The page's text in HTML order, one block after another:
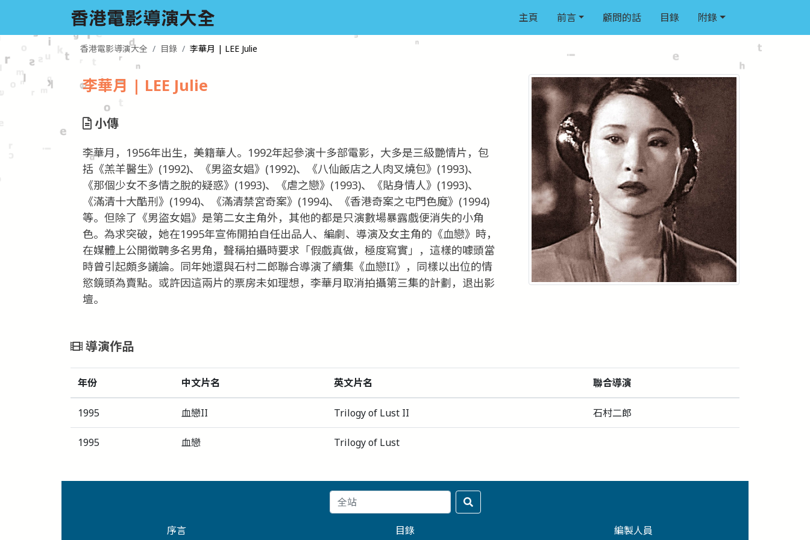
主頁 前言 顧問的話 目錄 附錄
香港電影導演大全 目錄 李華月 | LEE Julie
李華月 | LEE Julie
小傳
李華月，1956年出生，美籍華人。1992年起參演十多部電影，大多是三級艷情片，包
括《羔羊醫生》(1992)、《男盜女娼》(1992)、《八仙飯店之人肉叉燒包》(1993)、
《那個少女不多情之脫的疑惑》(1993)、《虐之戀》(1993)、《貼身情人》(1993)、
《滿清十大酷刑》(1994)、《滿清禁宮奇案》(1994)、《香港奇案之屯門色魔》(1994)
等。但除了《男盜女娼》是第二女主角外，其他的都是只演數場暴露戲便消失的小角
色。為求突破，她在1995年宣佈開拍自任出品人、編劇、導演及女主角的《血戀》時，
在媒體上公開徵聘多名男角，聲稱拍攝時要求「假戲真做，極度寫實」，這樣的噱頭當
時曾引起頗多議論。同年她還與石村二郎聯合導演了續集《血戀II》，同樣以出位的情
慾鏡頭為賣點。或許因這兩片的票房未如理想，李華月取消拍攝第三集的計劃，退出影
壇。
導演作品
年份 中文片名 英文片名 聯合導演
1995 血戀II Trilogy of Lust II 石村二郎
1995 血戀 Trilogy of Lust
序言 目錄 編製人員